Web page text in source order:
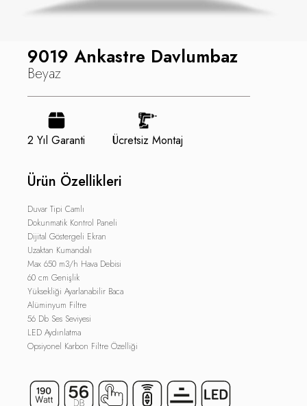
9019 Ankastre Davlumbaz
Beyaz
2 Yıl Garanti Ücretsiz Montaj
Ürün Özellikleri
Duvar Tipi Camlı
Dokunmatik Kontrol Paneli
Dijital Göstergeli Ekran
Uzaktan Kumandalı
Max 650 m3/h Hava Debisi
60 cm Genişlik
Yüksekliği Ayarlanabilir Baca
Alüminyum Filtre
56 Db Ses Seviyesi
LED Aydınlatma
Opsiyonel Karbon Filtre Özelliği